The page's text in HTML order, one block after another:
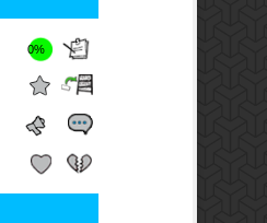
0%